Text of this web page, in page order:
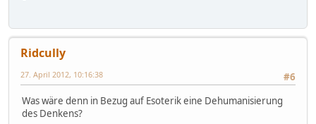
Ridcully
#6
27. April 2012, 10:16:38
Was wäre denn in Bezug auf Esoterik eine Dehumanisierung
des Denkens?